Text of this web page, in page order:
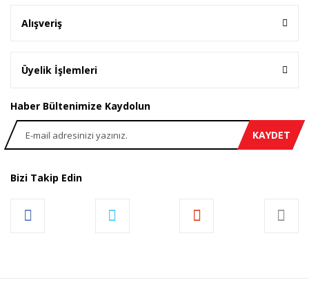
Alışveriş
Üyelik İşlemleri
Haber Bültenimize Kaydolun
KAYDET
Bizi Takip Edin